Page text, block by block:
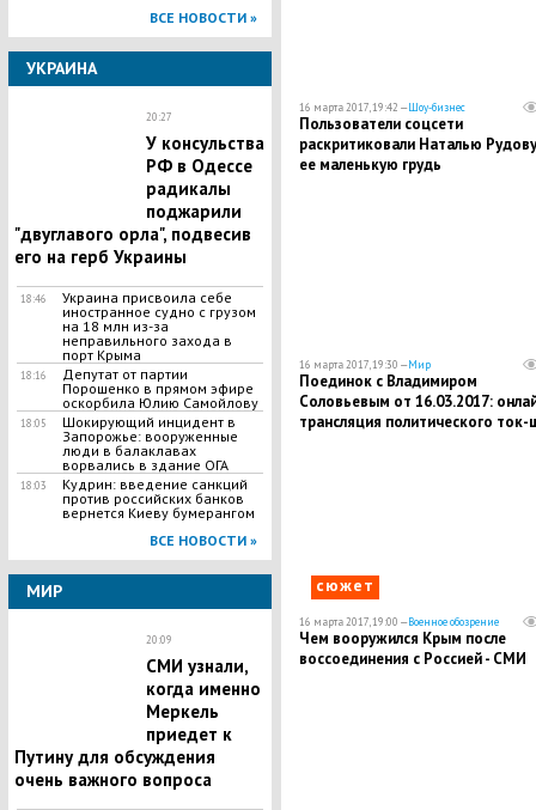
ВСЕ НОВОСТИ »
УКРАИНА
20:27
У консульства
РФ в Одессе
радикалы
поджарили
"двуглавого орла", подвесив
его на герб Украины
18:46
Украина присвоила себе
иностранное судно с грузом
на 18 млн из-за
неправильного захода в
порт Крыма
18:16
Депутат от партии
Порошенко в прямом эфире
оскорбила Юлию Самойлову
18:05
​Шокирующий инцидент в
Запорожье: вооруженные
люди в балаклавах
ворвались в здание ОГА
18:03
Кудрин: введение санкций
против российских банков
вернется Киеву бумерангом
ВСЕ НОВОСТИ »
МИР
20:09
СМИ узнали,
когда именно
Меркель
приедет к
Путину для обсуждения
очень важного вопроса
16 марта 2017, 19:42 —Шоу-бизнес
Пользователи соцсети
раскритиковали Наталью
ее маленькую грудь
16 марта 2017, 19:30 —Мир
Поединок с Владимиром
Соловьевым от 16.03.2017:
трансляция политического ток-
сюжет
16 марта 2017, 19:00 —Военное обозрение
Чем вооружился Крым после
воссоединения с Россией - СМИ